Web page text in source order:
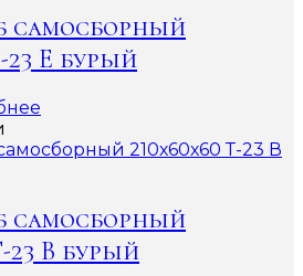
самосборный
23 Е бурый
самосборный
23 В бурый